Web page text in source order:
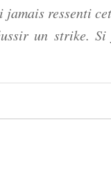
jamais ressenti
un strike. Si